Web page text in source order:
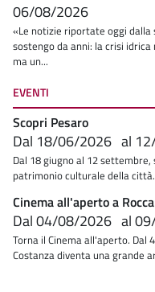
06/08/2026
«Le notizie riportate oggi dalla
sostengo da anni: la crisi
ma un...
EVENTI
Scopri Pesaro
Dal 18/06/2026 al
Dal 18 giugno al 12
patrimonio culturale della
Cinema all'aperto a
Dal04/08/2026 al
Torna il Cinema all'aperto. Dal
Costanza diventa una grande